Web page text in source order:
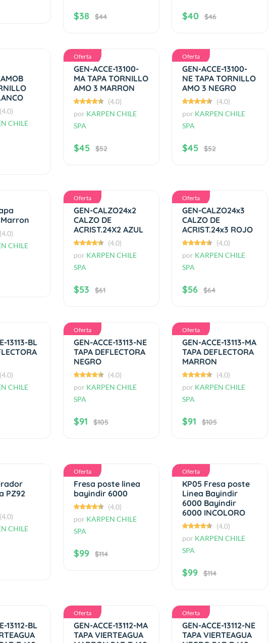
$38 $44 $40 $46
(4.0)
CHILE
Oferta
GEN-ACCE-13100-
MA TAPA TORNILLO
AMO 3 MARRON
(4.0)
por KARPEN CHILE
SPA
$45 $52
Oferta
GEN-ACCE-13100-
NE TAPA TORNILLO
AMO 3 NEGRO
(4.0)
por KARPEN CHILE
SPA
$45 $52
(4.0)
CHILE
Oferta
GEN-CALZO24x2
CALZO DE
ACRIST.24X2 AZUL
(4.0)
por KARPEN CHILE
SPA
$53 $61
Oferta
GEN-CALZO24x3
CALZO DE
ACRIST.24x3 ROJO
(4.0)
por KARPEN CHILE
SPA
$56 $64
13113-BL
(4.0)
CHILE
Oferta
GEN-ACCE-13113-NE
TAPA DEFLECTORA
NEGRO
(4.0)
por KARPEN CHILE
SPA
$91 $105
Oferta
GEN-ACCE-13113-MA
TAPA DEFLECTORA
MARRON
(4.0)
por KARPEN CHILE
SPA
$91 $105
PZ92
(4.0)
CHILE
Oferta
Fresa poste linea
bayindir 6000
(4.0)
por KARPEN CHILE
SPA
$99 $114
Oferta
KP05 Fresa poste
Linea Bayindir
6000 Bayindir
6000 INCOLORO
(4.0)
por KARPEN CHILE
SPA
$99 $114
13112-BL
Oferta
GEN-ACCE-13112-MA
TAPA VIERTEAGUA
Oferta
GEN-ACCE-13112-NE
TAPA VIERTEAGUA